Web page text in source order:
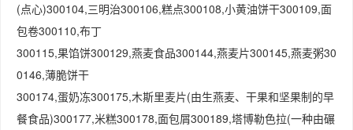
(点心)300104,三明治300106,糕点300108,小黄油饼干300109,面
包卷300110,布丁
300115,果馅饼300129,燕麦食品300144,燕麦片300145,燕麦粥30
0146,薄脆饼干
300174,蛋奶冻300175,木斯里麦片(由生燕麦、干果和坚果制的早
餐食品)300177,米糕300178,面包屑300189,塔博勒色拉(一种由碾